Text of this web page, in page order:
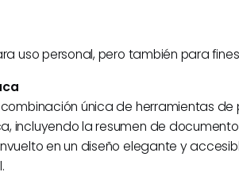
uso personal, pero también para
única de herramientas
incluyendo la resumen de
en un diseño elegante y